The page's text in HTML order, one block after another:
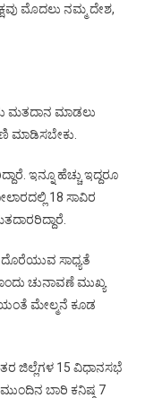
ಮೊದಲು ನಮ್ಮ ದೇಶ,
ಮತದಾನ ಮಾಡಲು
ಮಾಡಿಸಬೇಕು.
ಇನ್ನೂ ಹೆಚ್ಚು ಇದ್ದರೂ
18 ಸಾವಿರ
ಸಾಧ್ಯತೆ
ಚುನಾವಣೆ ಮುಖ್ಯ
ಮೇಲ್ಮನೆ ಕೂಡ
ಜಿಲ್ಲೆಗಳ 15 ವಿಧಾನಸಭೆ
ಬಾರಿ ಕನಿಷ್ಠ 7